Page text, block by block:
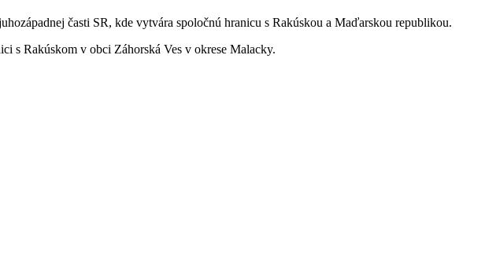
časti SR, kde vytvára spoločnú hranicu s Rakúskou a Maďarskou republikou.
s Rakúskom v obci Záhorská Ves v okrese Malacky.